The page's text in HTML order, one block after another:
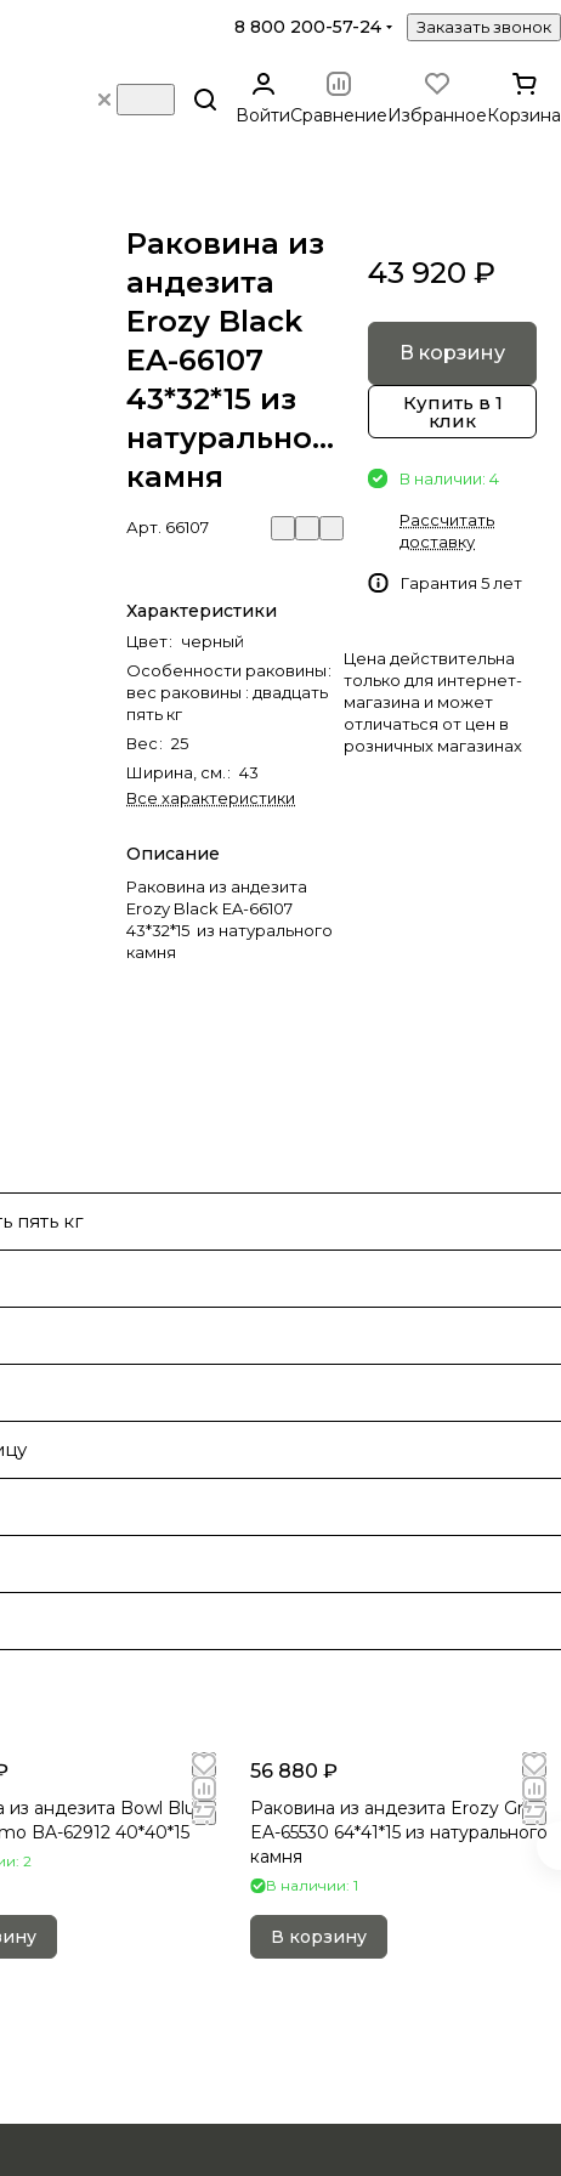
8 800 200-57-24 Заказать звонок
ВойтиСравнениеИзбранноеКорзина
Раковина из
андезита
Erozy Black
EA-66107
43*32*15 из
натурального
камня
Арт. 66107
Характеристики
Цвет: черный
Особенности раковины:
вес раковины : двадцать
пять кг
Вес: 25
Ширина, см. : 43
Все характеристики
Описание
Раковина из андезита
Erozy Black EA-66107
43*32*15 из натурального
камня
43 920 ₽
В корзину
Купить в 1
клик
В наличии: 4
Рассчитать
доставку
Гарантия 5 лет
Цена действительна
только для интернет-
магазина и может
отличаться от цен в
розничных магазинах
пять кг
из андезита Bowl Blue
BA-62912 40*40*15
2
56 880 ₽
Раковина из андезита Erozy Grey
EA-65530 64*41*15 из натурального
камня
В наличии: 1
В корзину